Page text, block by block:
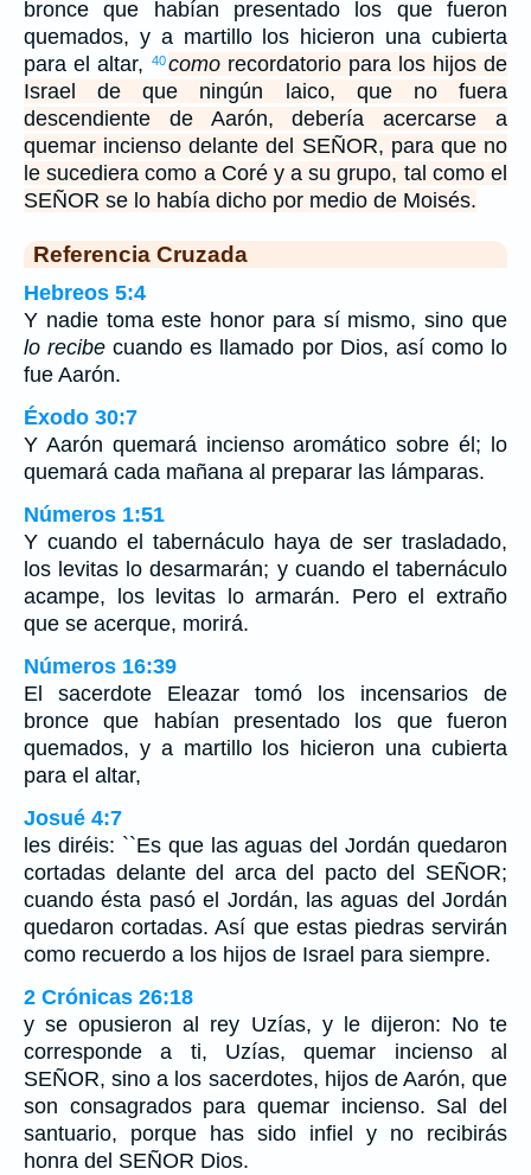
bronce que habían presentado los que fueron
quemados, y a martillo los hicieron una cubierta
para el altar,
40como recordatorio para los hijos de
Israel de que ningún laico, que no fuera
descendiente de Aarón, debería acercarse a
quemar incienso delante del SEÑOR, para que no
le sucediera como a Coré y a su grupo, tal como el
SEÑOR se lo había dicho por medio de Moisés.
Referencia Cruzada
Hebreos 5:4
Y nadie toma este honor para sí mismo, sino que
lo recibe cuando es llamado por Dios, así como lo
fue Aarón.
Éxodo 30:7
Y Aarón quemará incienso aromático sobre él; lo
quemará cada mañana al preparar las lámparas.
Números 1:51
Y cuando el tabernáculo haya de ser trasladado,
los levitas lo desarmarán; y cuando el tabernáculo
acampe, los levitas lo armarán. Pero el extraño
que se acerque, morirá.
Números 16:39
El sacerdote Eleazar tomó los incensarios de
bronce que habían presentado los que fueron
quemados, y a martillo los hicieron una cubierta
para el altar,
Josué 4:7
les diréis: ``Es que las aguas del Jordán quedaron
cortadas delante del arca del pacto del SEÑOR;
cuando ésta pasó el Jordán, las aguas del Jordán
quedaron cortadas. Así que estas piedras servirán
como recuerdo a los hijos de Israel para siempre.
2 Crónicas 26:18
y se opusieron al rey Uzías, y le dijeron: No te
corresponde a ti, Uzías, quemar incienso al
SEÑOR, sino a los sacerdotes, hijos de Aarón, que
son consagrados para quemar incienso. Sal del
santuario, porque has sido infiel y no recibirás
honra del SEÑOR Dios.